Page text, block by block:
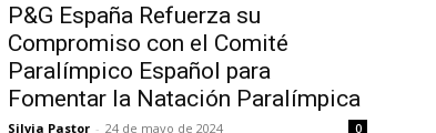
P&G España Refuerza su
Compromiso con el Comité
Paralímpico Español para
Fomentar la Natación Paralímpica
Silvia Pastor - 24 de mayo de 2024 0